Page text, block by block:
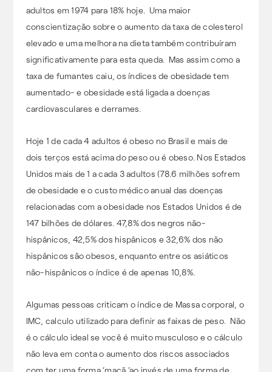
adultos em 1974 para 18% hoje. Uma maior
conscientização sobre o aumento da taxa de colesterol
elevado e uma melhora na dieta também contribuíram
significativamente para esta queda. Mas assim como a
taxa de fumantes caiu, os índices de obesidade tem
aumentado- e obesidade está ligada a doenças
cardiovasculares e derrames.
Hoje 1 de cada 4 adultos é obeso no Brasil e mais de
dois terços está acima do peso ou é obeso. Nos Estados
Unidos mais de 1 a cada 3 adultos (78.6 milhões sofrem
de obesidade e o custo médico anual das doenças
relacionadas com a obesidade nos Estados Unidos é de
147 bilhões de dólares. 47,8% dos negros não-
hispânicos, 42,5% dos hispânicos e 32,6% dos não
hispânicos são obesos, enquanto entre os asiáticos
não-hispânicos o índice é de apenas 10,8%.
Algumas pessoas criticam o índice de Massa corporal, o
IMC, calculo utilizado para definir as faixas de peso. Não
é o cálculo ideal se você é muito musculoso e o cálculo
não leva em conta o aumento dos riscos associados